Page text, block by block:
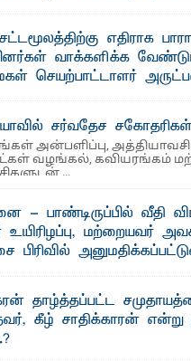
எம். பாஸில்
கலை
துறையினால் ...
எதிராக
வாக்களிக்க
செயற்பாட்டாளர்
வேண்டுகோள்
இ லங்கை அரசாங்கம்
தொடர்பான புதிய
சர்வதேச
அன்பளிப்பு,
வழங்கல், கவியரங்கம்
...
- பாண்டிருப்பில் வீதி
உயிரிழப்பு, மற்றையவர்
பிரிவில்
தாழ்த்தப்பட்ட
கீழ் சாதிக்காரன் என்று